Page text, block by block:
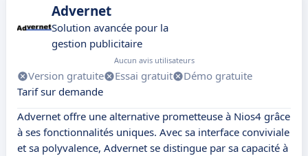
Advernet
Solution avancée pour la
gestion publicitaire
Aucun avis utilisateurs
Version gratuite Essai gratuit
Démo gratuite
Tarif sur demande
Advernet offre une alternative prometteuse à Nios4 grâce
à ses fonctionnalités uniques. Avec sa interface conviviale
et sa polyvalence, Advernet se distingue par sa capacité à